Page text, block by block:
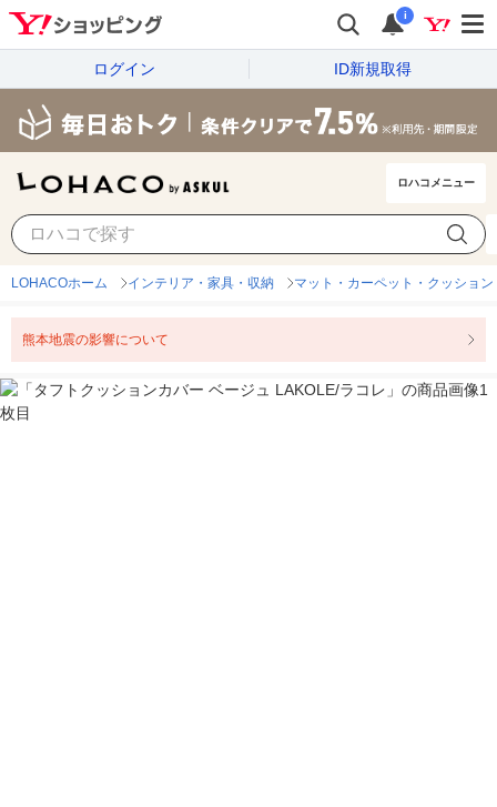
i
ログイン ID新規取得
ロハコメニュー
LOHACOホーム インテリア・家具・収納 マット・カーペット・クッション
熊本地震の影響について